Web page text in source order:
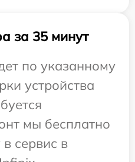
за 35 минут
по указанному
устройства
мы бесплатно
сервис в